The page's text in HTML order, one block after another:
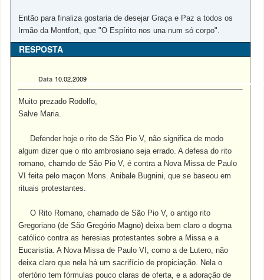
Então para finaliza gostaria de desejar Graça e Paz a todos os
Irmão da Montfort, que "O Espírito nos una num só corpo".
RESPOSTA
Data 10.02.2009
Muito prezado Rodolfo,
Salve Maria.
Defender hoje o rito de São Pio V, não significa de modo
algum dizer que o rito ambrosiano seja errado. A defesa do rito
romano, chamdo de São Pio V, é contra a Nova Missa de Paulo
VI feita pelo maçon Mons. Anibale Bugnini, que se baseou em
rituais protestantes.
O Rito Romano, chamado de São Pio V, o antigo rito
Gregoriano (de São Gregório Magno) deixa bem claro o dogma
católico contra as heresias protestantes sobre a Missa e a
Eucaristia. A Nova Missa de Paulo VI, como a de Lutero, não
deixa claro que nela há um sacrifício de propiciação. Nela o
ofertório tem fórmulas pouco claras de oferta, e a adoração de